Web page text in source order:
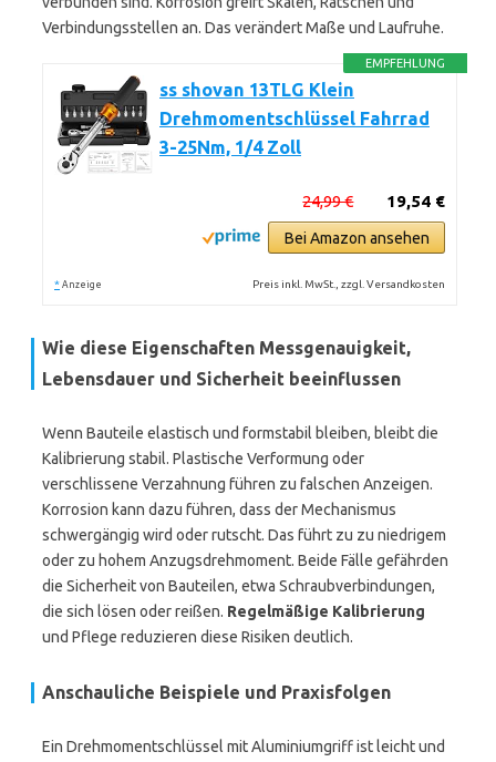
Verbindungsstellen an. Das verändert Maße und Laufruhe.
EMPFEHLUNG
ss shovan 13TLG Klein
Drehmomentschlüssel Fahrrad
3-25Nm, 1/4 Zoll
19,54 €
24,99 €
Bei Amazon ansehen
* Anzeige Preis inkl. MwSt., zzgl. Versandkosten
Wie diese Eigenschaften Messgenauigkeit,
Lebensdauer und Sicherheit beeinflussen
Wenn Bauteile elastisch und formstabil bleiben, bleibt die
Kalibrierung stabil. Plastische Verformung oder
verschlissene Verzahnung führen zu falschen Anzeigen.
Korrosion kann dazu führen, dass der Mechanismus
schwergängig wird oder rutscht. Das führt zu zu niedrigem
oder zu hohem Anzugsdrehmoment. Beide Fälle gefährden
die Sicherheit von Bauteilen, etwa Schraubverbindungen,
die sich lösen oder reißen. Regelmäßige Kalibrierung
und Pflege reduzieren diese Risiken deutlich.
Anschauliche Beispiele und Praxisfolgen
Ein Drehmomentschlüssel mit Aluminiumgriff ist leicht und